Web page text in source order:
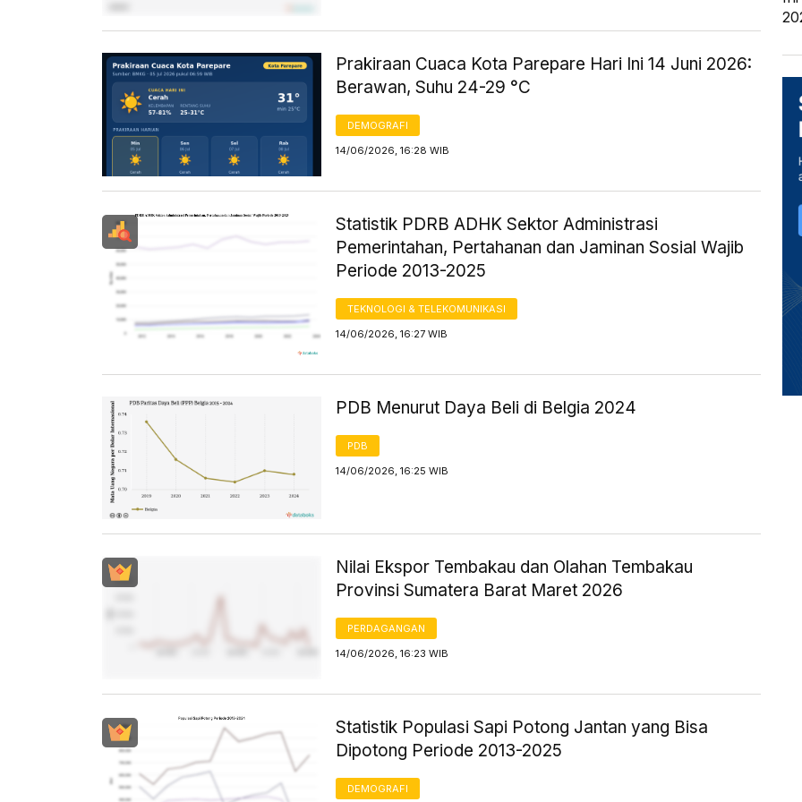
Prakiraan Cuaca Kota Parepare Hari Ini 14 Juni 2026:
Berawan, Suhu 24-29 °C
DEMOGRAFI
14/06/2026, 16:28 WIB
Statistik PDRB ADHK Sektor Administrasi
Pemerintahan, Pertahanan dan Jaminan Sosial Wajib
Periode 2013-2025
TEKNOLOGI & TELEKOMUNIKASI
14/06/2026, 16:27 WIB
PDB Menurut Daya Beli di Belgia 2024
PDB
14/06/2026, 16:25 WIB
Nilai Ekspor Tembakau dan Olahan Tembakau
Provinsi Sumatera Barat Maret 2026
PERDAGANGAN
14/06/2026, 16:23 WIB
Statistik Populasi Sapi Potong Jantan yang Bisa
Dipotong Periode 2013-2025
DEMOGRAFI